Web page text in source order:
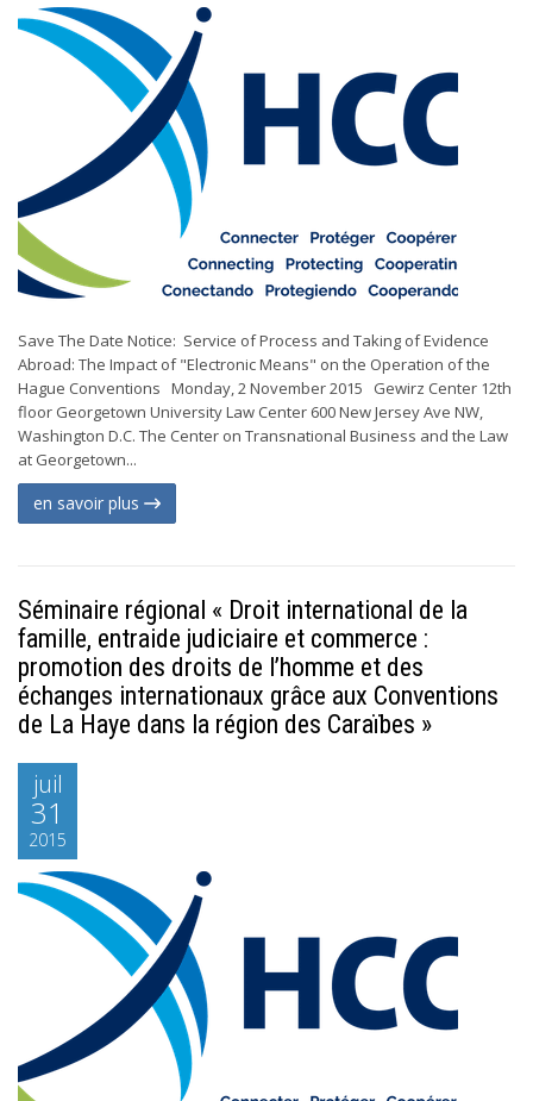
Save The Date Notice: Service of Process and Taking of Evidence
Abroad: The Impact of "Electronic Means" on the Operation of the
Hague Conventions Monday, 2 November 2015 Gewirz Center 12th
floor Georgetown University Law Center 600 New Jersey Ave NW,
Washington D.C. The Center on Transnational Business and the Law
at Georgetown...
en savoir plus
Séminaire régional « Droit international de la
famille, entraide judiciaire et commerce :
promotion des droits de l’homme et des
échanges internationaux grâce aux Conventions
de La Haye dans la région des Caraïbes »
juil
31
2015